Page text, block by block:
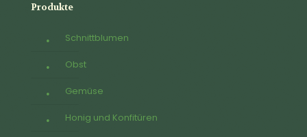
Produkte
Schnittblumen
Obst
Gemüse
Honig und Konfitüren